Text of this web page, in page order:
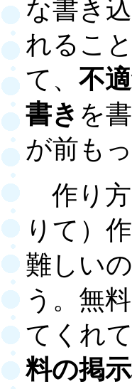
な書き
れるこ
て、 不
書き を
が前も
作り方
りて）
難しい
う。無
てくれ
料の掲